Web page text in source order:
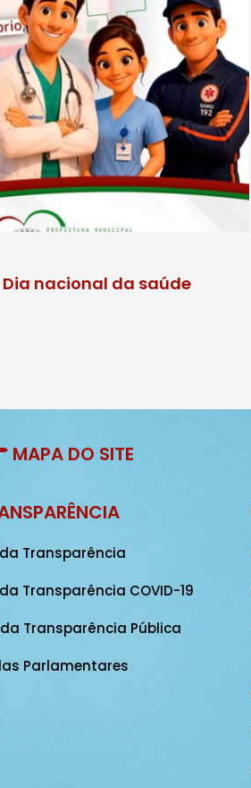
nacional da saúde
MAPA DO SITE
Transparência
Transparência COVID-19
Transparência Pública
Parlamentares